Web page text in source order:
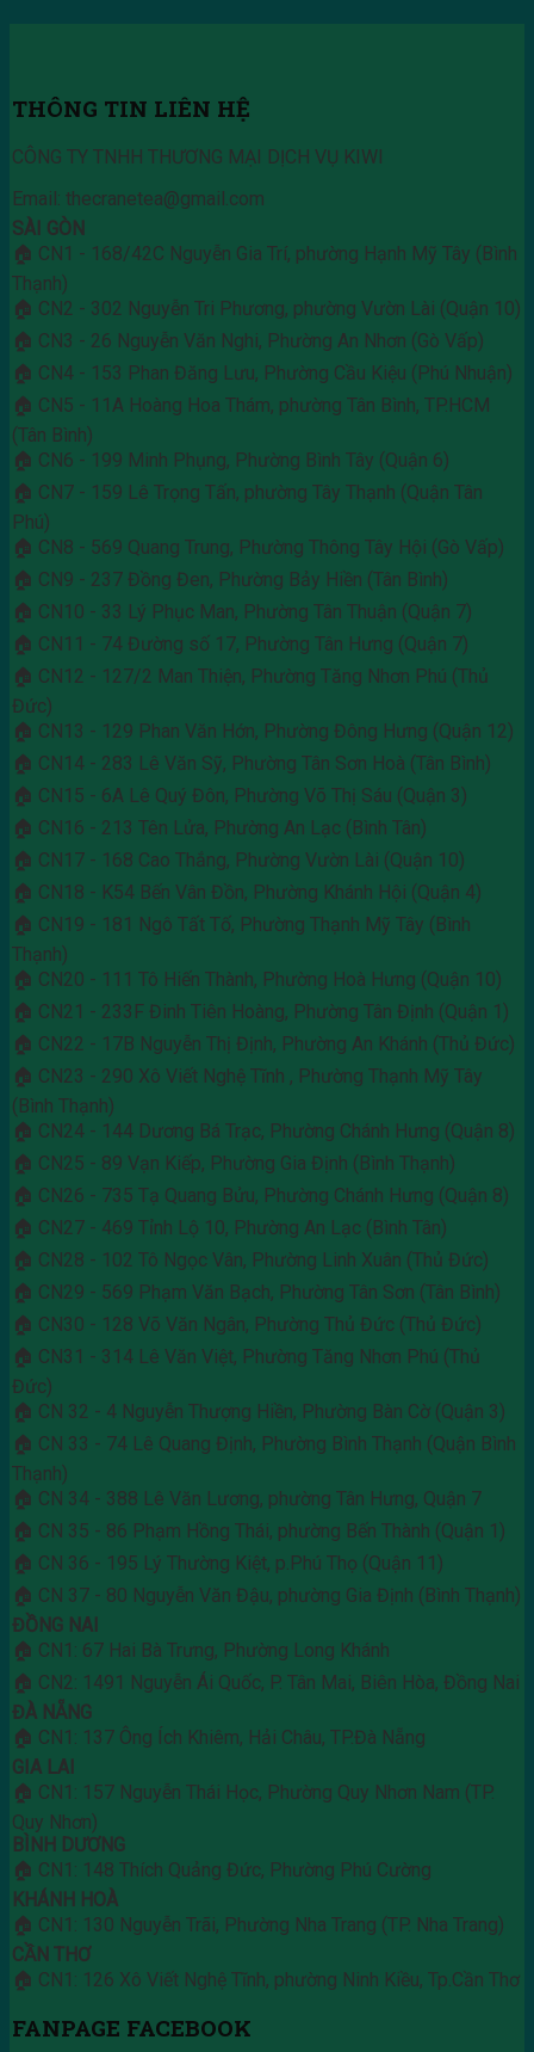
THÔNG TIN LIÊN HỆ
CÔNG TY TNHH THƯƠNG MẠI DỊCH VỤ KIWI
Email: thecranetea@gmail.com
SÀI GÒN
🏠 CN1 - 168/42C Nguyễn Gia Trí, phường Hạnh Mỹ Tây (Bình
Thạnh)
🏠 CN2 - 302 Nguyễn Tri Phương, phường Vườn Lài (Quận 10)
🏠 CN3 - 26 Nguyễn Văn Nghi, Phường An Nhơn (Gò Vấp)
🏠 CN4 - 153 Phan Đăng Lưu, Phường Cầu Kiệu (Phú Nhuận)
🏠 CN5 - 11A Hoàng Hoa Thám, phường Tân Bình, TP.HCM
(Tân Bình)
🏠 CN6 - 199 Minh Phụng, Phường Bình Tây (Quận 6)
🏠 CN7 - 159 Lê Trọng Tấn, phường Tây Thạnh (Quận Tân
Phú)
🏠 CN8 - 569 Quang Trung, Phường Thông Tây Hội (Gò Vấp)
🏠 CN9 - 237 Đồng Đen, Phường Bảy Hiền (Tân Bình)
🏠 CN10 - 33 Lý Phục Man, Phường Tân Thuận (Quận 7)
🏠 CN11 - 74 Đường số 17, Phường Tân Hưng (Quận 7)
🏠 CN12 - 127/2 Man Thiện, Phường Tăng Nhơn Phú (Thủ
Đức)
🏠 CN13 - 129 Phan Văn Hớn, Phường Đông Hưng (Quận 12)
🏠 CN14 - 283 Lê Văn Sỹ, Phường Tân Sơn Hoà (Tân Bình)
🏠 CN15 - 6A Lê Quý Đôn, Phường Võ Thị Sáu (Quận 3)
🏠 CN16 - 213 Tên Lửa, Phường An Lạc (Bình Tân)
🏠 CN17 - 168 Cao Thắng, Phường Vườn Lài (Quận 10)
🏠 CN18 - K54 Bến Vân Đồn, Phường Khánh Hội (Quận 4)
🏠 CN19 - 181 Ngô Tất Tố, Phường Thạnh Mỹ Tây (Bình
Thạnh)
🏠 CN20 - 111 Tô Hiến Thành, Phường Hoà Hưng (Quận 10)
🏠 CN21 - 233F Đinh Tiên Hoàng, Phường Tân Định (Quận 1)
🏠 CN22 - 17B Nguyễn Thị Định, Phường An Khánh (Thủ Đức)
🏠 CN23 - 290 Xô Viết Nghệ Tĩnh , Phường Thạnh Mỹ Tây
(Bình Thạnh)
🏠 CN24 - 144 Dương Bá Trạc, Phường Chánh Hưng (Quận 8)
🏠 CN25 - 89 Vạn Kiếp, Phường Gia Định (Bình Thạnh)
🏠 CN26 - 735 Tạ Quang Bửu, Phường Chánh Hưng (Quận 8)
🏠 CN27 - 469 Tỉnh Lộ 10, Phường An Lạc (Bình Tân)
🏠 CN28 - 102 Tô Ngọc Vân, Phường Linh Xuân (Thủ Đức)
🏠 CN29 - 569 Phạm Văn Bạch, Phường Tân Sơn (Tân Bình)
🏠 CN30 - 128 Võ Văn Ngân, Phường Thủ Đức (Thủ Đức)
🏠 CN31 - 314 Lê Văn Việt, Phường Tăng Nhơn Phú (Thủ
Đức)
🏠 CN 32 - 4 Nguyễn Thượng Hiền, Phường Bàn Cờ (Quận 3)
🏠 CN 33 - 74 Lê Quang Định, Phường Bình Thạnh (Quận Bình
Thạnh)
🏠 CN 34 - 388 Lê Văn Lương, phường Tân Hưng, Quận 7
🏠 CN 35 - 86 Phạm Hồng Thái, phường Bến Thành (Quận 1)
🏠 CN 36 - 195 Lý Thường Kiệt, p.Phú Thọ (Quận 11)
🏠 CN 37 - 80 Nguyễn Văn Đậu, phường Gia Định (Bình Thạnh)
ĐỒNG NAI
🏠 CN1: 67 Hai Bà Trưng, Phường Long Khánh
🏠 CN2: 1491 Nguyễn Ái Quốc, P. Tân Mai, Biên Hòa, Đồng Nai
ĐÀ NẴNG
🏠 CN1: 137 Ông Ích Khiêm, Hải Châu, TP.Đà Nẵng
GIA LAI
🏠 CN1: 157 Nguyễn Thái Học, Phường Quy Nhơn Nam (TP.
Quy Nhơn)
BÌNH DƯƠNG
🏠 CN1: 148 Thích Quảng Đức, Phường Phú Cường
KHÁNH HOÀ
🏠 CN1: 130 Nguyễn Trãi, Phường Nha Trang (TP. Nha Trang)
CẦN THƠ
🏠 CN1: 126 Xô Viết Nghệ Tĩnh, phường Ninh Kiều, Tp.Cần Thơ
FANPAGE FACEBOOK